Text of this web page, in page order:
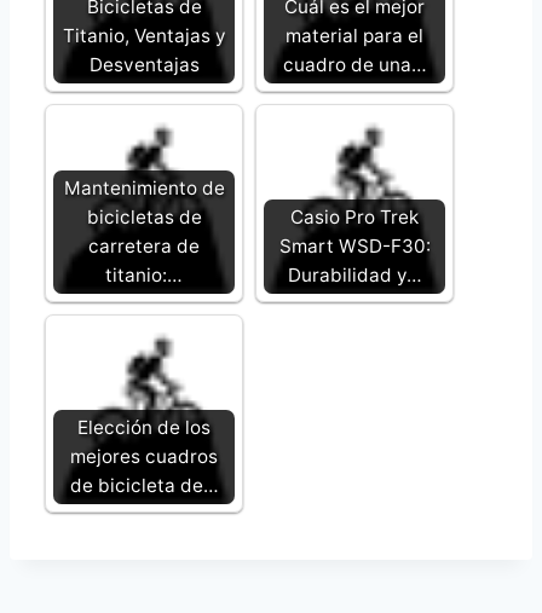
Bicicletas de
Titanio, Ventajas y
Desventajas
Cuál es el mejor
material para el
cuadro de una…
Mantenimiento de
bicicletas de
carretera de
titanio:…
Casio Pro Trek
Smart WSD-F30:
Durabilidad y…
Elección de los
mejores cuadros
de bicicleta de…